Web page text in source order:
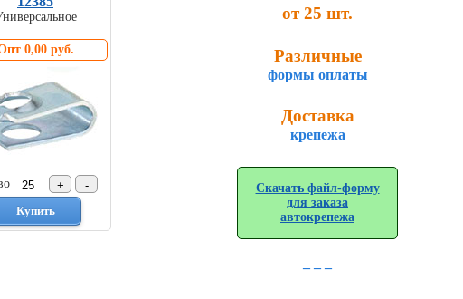
0,00 руб.
от 25 шт.
Различные
формы оплаты
Доставка
крепежа
Скачать файл-форму
для заказа
автокрепежа